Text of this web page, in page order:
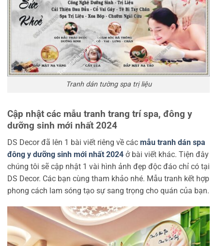
Tranh dán tường spa trị liệu
Cập nhật các mẫu tranh trang trí spa, đông y
dưỡng sinh mới nhất 2024
DS Decor đã lên 1 bài viết riêng về các mẫu tranh dán spa
đông y dưỡng sinh mới nhất 2024 ở bài viết khác. Tiện đây
chúng tôi sẽ cập nhật 1 vài hình ảnh đẹp độc đáo chỉ có tại
DS Decor. Các bạn cùng tham khảo nhé. Mẫu tranh kết hợp
phong cách lam sóng tạo sự sang trọng cho quán của bạn.